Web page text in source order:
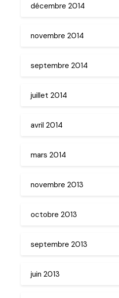
décembre 2014
novembre 2014
septembre 2014
juillet 2014
avril 2014
mars 2014
novembre 2013
octobre 2013
septembre 2013
juin 2013